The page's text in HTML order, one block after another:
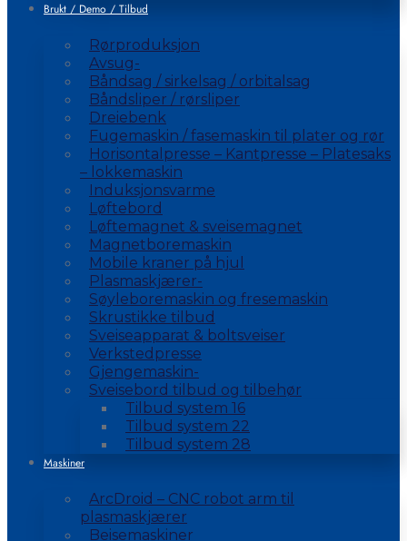
Brukt / Demo / Tilbud
Rørproduksjon
Avsug-
Båndsag / sirkelsag / orbitalsag
Båndsliper / rørsliper
Dreiebenk
Fugemaskin / fasemaskin til plater og rør
Horisontalpresse – Kantpresse – Platesaks
– lokkemaskin
Induksjonsvarme
Løftebord
Løftemagnet & sveisemagnet
Magnetboremaskin
Mobile kraner på hjul
Plasmaskjærer-
Søyleboremaskin og fresemaskin
Skrustikke tilbud
Sveiseapparat & boltsveiser
Verkstedpresse
Gjengemaskin-
Sveisebord tilbud og tilbehør
Tilbud system 16
Tilbud system 22
Tilbud system 28
Maskiner
ArcDroid – CNC robot arm til
plasmaskjærer
Beisemaskiner